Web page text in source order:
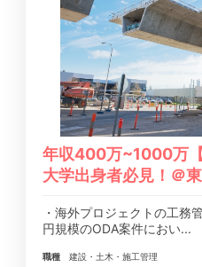
年収400万~1000万
大学出身者必見！＠
・海外プロジェクトの工務
円規模のODA案件におい...
職種
建設・土木・施工管理